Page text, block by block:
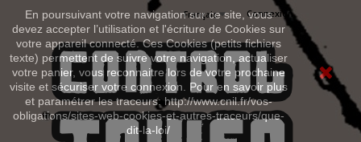
En poursuivant votre navigation sur ce site, vous
devez accepter l’utilisation et l'écriture de Cookies sur
votre appareil connecté. Ces Cookies (petits fichiers
texte) permettent de suivre votre navigation, actualiser
votre panier, vous reconnaitre lors de votre prochaine
visite et sécuriser votre connexion. Pour en savoir plus
et paramétrer les traceurs: http://www.cnil.fr/vos-
obligations/sites-web-cookies-et-autres-traceurs/que-
dit-la-loi/
Connexion
Français